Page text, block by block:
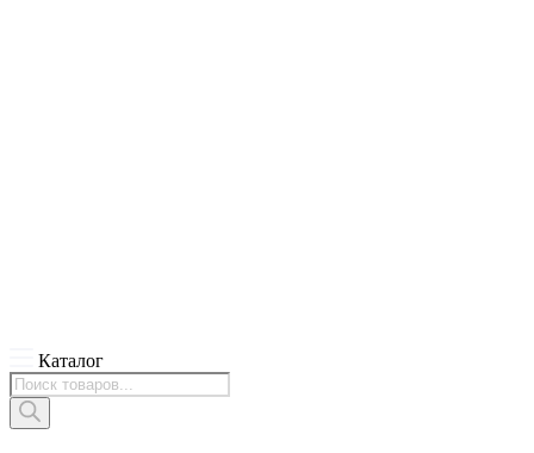
Каталог
Поиск
товаров